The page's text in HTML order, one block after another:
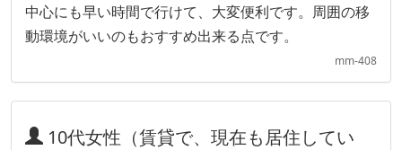
中心にも早い時間で行けて、大変便利です。周囲の移
動環境がいいのもおすすめ出来る点です。
mm-408
10代女性（賃貸で、現在も居住してい